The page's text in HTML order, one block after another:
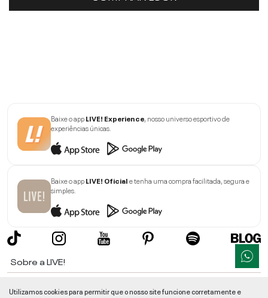
Baixe o appLIVE! Experience, nosso universo esportivo de
experiências únicas.
Baixe o appLIVE! Oficiale tenha uma compra facilitada, segura e
simples.
Sobre a LIVE!
Utilizamos cookies para permitir que o nosso site funcione corretamente e